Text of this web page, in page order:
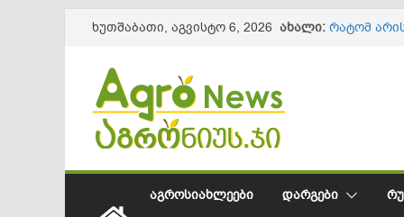
content
ხუთშაბათი, აგვისტო 6, 2026 ახალი: რატომ
401 ტყის
2026
გვარა-
ᲐᲒᲠᲝᲡᲘᲐᲮᲚᲔᲔᲑᲘ ᲓᲐᲠᲒᲔᲑᲘ